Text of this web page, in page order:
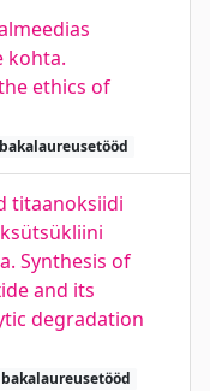
kohta.
ethics of
bakalaureusetööd
titaanoksiidi
Synthesis of
and its
degradation
bakalaureusetööd